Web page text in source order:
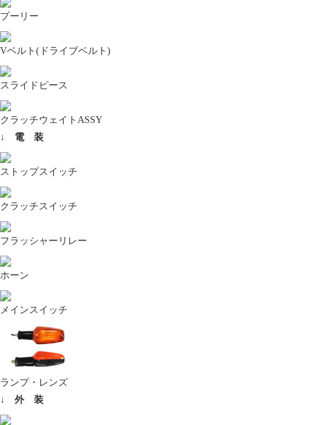
プーリー
Vベルト(ドライブベルト)
スライドピース
クラッチウェイトASSY
↓ 電 装
ストップスイッチ
クラッチスイッチ
フラッシャーリレー
ホーン
メインスイッチ
ランプ・レンズ
↓ 外 装